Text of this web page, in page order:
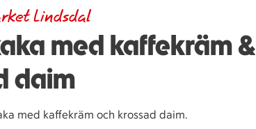
med kaffekräm &
daim
Lindsdal
med kaffekräm och krossad daim.